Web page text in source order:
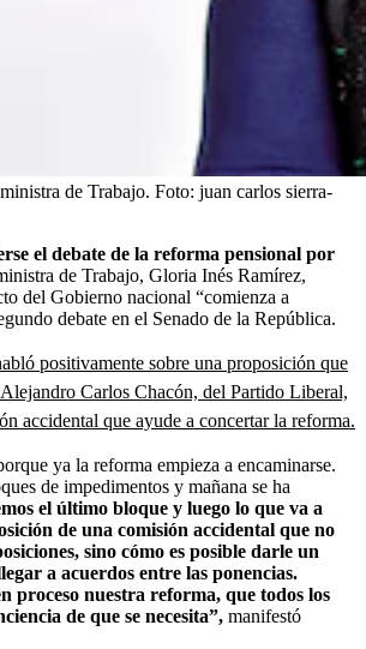
de Trabajo. Foto: juan carlos sierra-
el debate de la reforma pensional por
de Trabajo, Gloria Inés Ramírez,
del Gobierno nacional “comienza a
debate en el Senado de la República.
positivamente sobre una proposición que
Alejandro Carlos Chacón, del Partido Liberal,
accidental que ayude a concertar la reforma.
ya la reforma empieza a encaminarse.
de impedimentos y mañana se ha
el último bloque y luego lo que va a
de una comisión accidental que no
sino cómo es posible darle un
a acuerdos entre las ponencias.
proceso nuestra reforma, que todos los
de que se necesita”, manifestó